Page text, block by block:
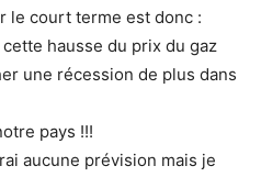
le court terme est donc :
hausse du prix du gaz
une récession de plus dans
pays !!!
aucune prévision mais je